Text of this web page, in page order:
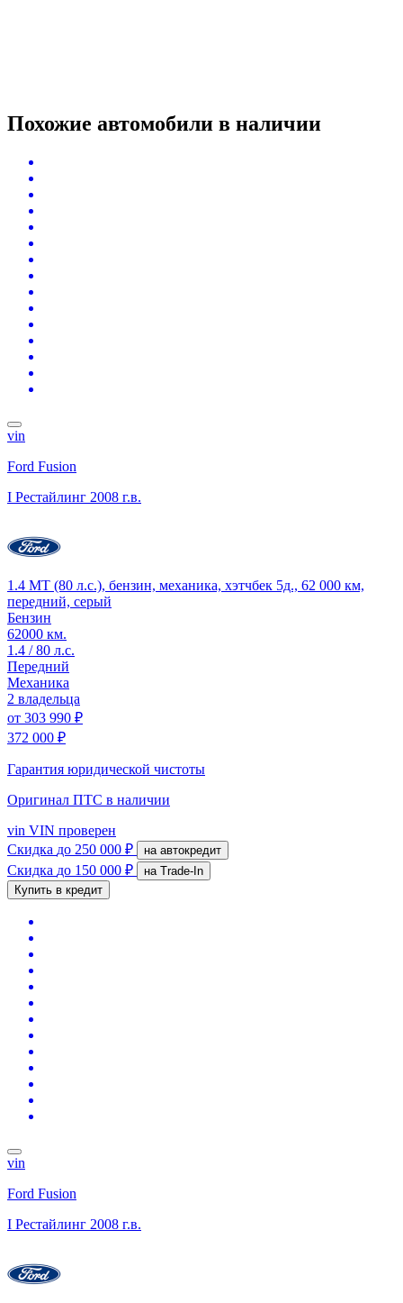
Похожие автомобили в наличии
vin
Ford Fusion
I Рестайлинг 2008 г.в.
1.4 MT (80 л.с.), бензин, механика, хэтчбек 5д., 62 000 км,
передний, серый
Бензин
62000 км.
1.4 / 80 л.с.
Передний
Механика
2 владельца
от 303 990 ₽
372 000 ₽
Гарантия юридической чистоты
Оригинал ПТС в наличии
vin VIN проверен
Скидка до 250 000 ₽ на автокредит
Скидка до 150 000 ₽
на Trade-In
Купить в кредит
vin
Ford Fusion
I Рестайлинг 2008 г.в.